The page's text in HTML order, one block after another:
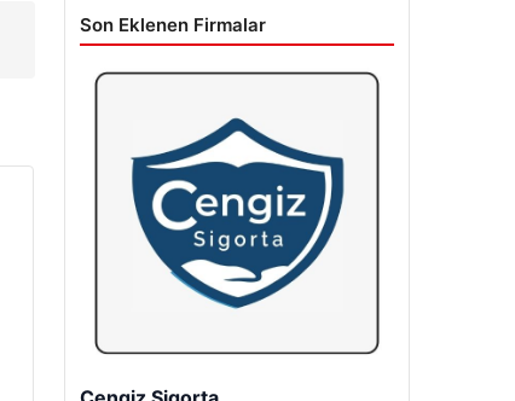
Son Eklenen Firmalar